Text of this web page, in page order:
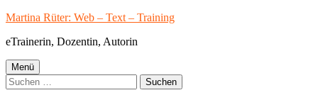
Springe
Inhalt
Martina Rüter: Web – Text – Training
eTrainerin, Dozentin, Autorin
Primäres
Menü
Menü
Suchen
nach: